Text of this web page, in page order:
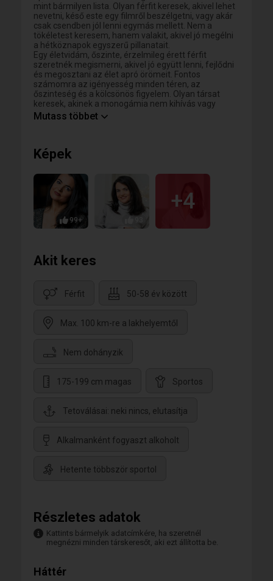
mint bármilyen lista. Olyan férfit keresek, akivel lehet
nevetni, késő este egy filmről beszélgetni, vagy akár
csak csendben jól lenni egymás mellett. Nem a
tökéletest keresem, hanem valakit, akivel jó megélni
a hétköznapok egyszerű pillanatait.
Egy életvidám, őszinte, érzelmileg érett férfit
szeretnék megismerni, akivel jó együtt lenni, fejlődni
és megosztani az élet apró örömeit. Fontos
számomra az igényesség minden téren, az
őszinteség és a kölcsönös figyelem. Olyan társat
keresek, akinek a monogámia nem kihívás vagy
lemondás, hanem természetes és örömteli választás
tisztán látható és publikus. Kérlek, csak akkor írj, ha
nincs lezáratlan kapcsolatod. Köszönöm. 😊
Mutass többet
Képek
99+
+4
Akit keres
Férfit 50-58 év között
Max. 100 km-re a lakhelyemtől
Nem dohányzik
175-199 cm magas Sportos
Tetoválásai: neki nincs, elutasítja
Alkalmanként fogyaszt alkoholt
Hetente többször sportol
Részletes adatok
Kattints bármelyik adatcímkére, ha szeretnél
megnézni minden társkeresőt, aki ezt állította be.
Háttér